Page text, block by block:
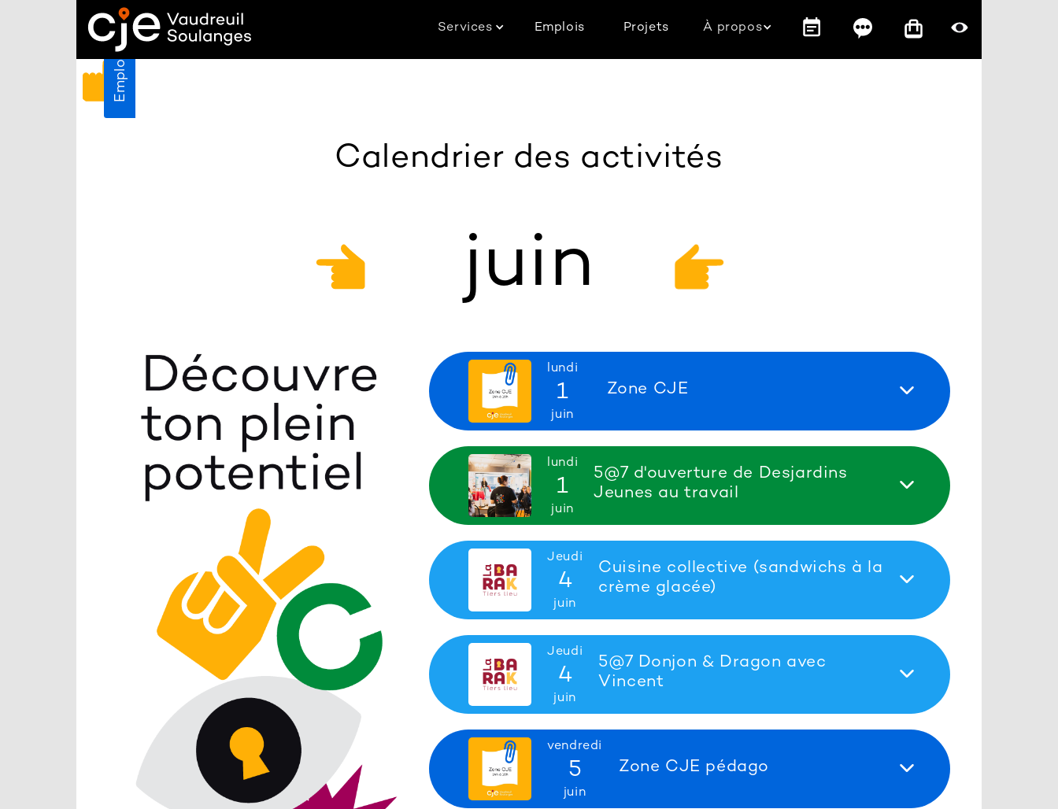
Services Emplois Projets À propos
Emplois
Calendrier des activités
juin
lundi
1
juin
Zone CJE
lundi
1
juin
5@7 d'ouverture de Desjardins
Jeunes au travail
Jeudi
4
juin
Cuisine collective (sandwichs à la
crème glacée)
Jeudi
4
juin
5@7 Donjon & Dragon avec
Vincent
vendredi
5
juin
Zone CJE pédago